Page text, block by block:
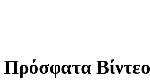
Πρόσφατα Βίντεο